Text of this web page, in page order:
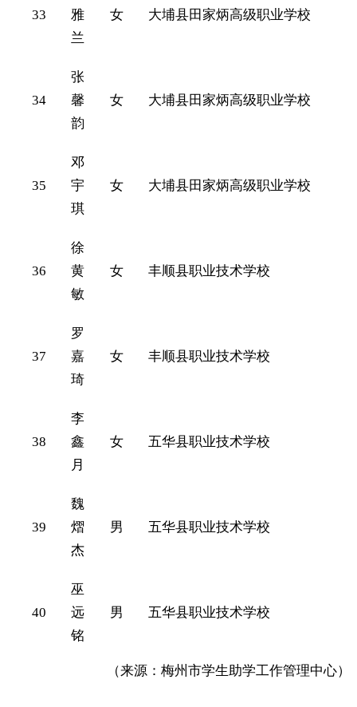
33
雅
兰
女 大埔县田家炳高级职业学校
34
张
馨
韵
女 大埔县田家炳高级职业学校
35
邓
宇
琪
女 大埔县田家炳高级职业学校
36
徐
黄
敏
女 丰顺县职业技术学校
37
罗
嘉
琦
女 丰顺县职业技术学校
38
李
鑫
月
女 五华县职业技术学校
39
魏
熠
杰
男 五华县职业技术学校
40
巫
远
铭
男 五华县职业技术学校
（来源：梅州市学生助学工作管理中心）